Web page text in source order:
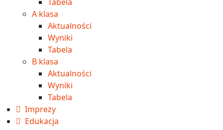
A klasa
Aktualności
Wyniki
Tabela
B klasa
Aktualności
Wyniki
Tabela
Imprezy
Edukacja